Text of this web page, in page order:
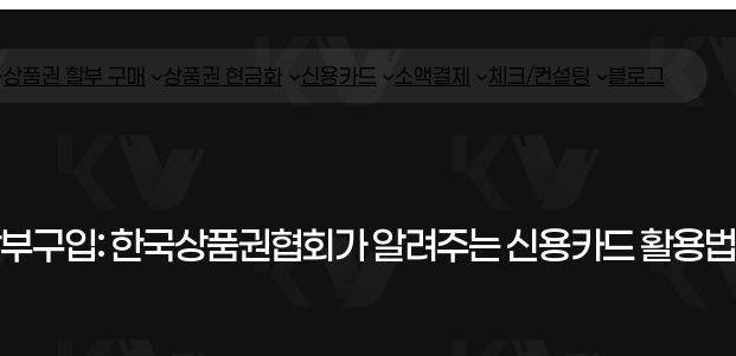
상품권 할부 구매 상품권 현금화 신용카드 소액결제 체크/컨설팅 블로그
구입: 한국상품권협회가 알려주는 신용카드 활용법